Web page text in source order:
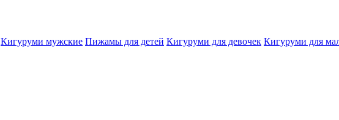
Кигуруми мужские Пижамы для детей Кигуруми для девочек Кигуруми для